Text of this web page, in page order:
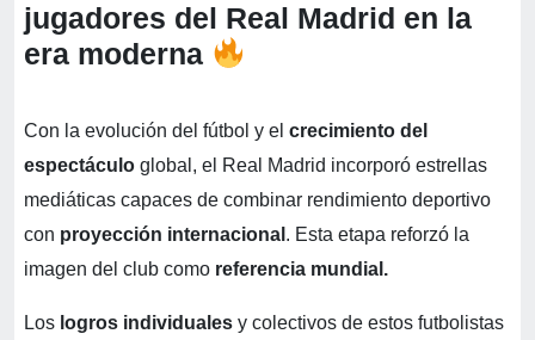
jugadores del Real Madrid en la
era moderna
Con la evolución del fútbol y el crecimiento del
espectáculo global, el Real Madrid incorporó estrellas
mediáticas capaces de combinar rendimiento deportivo
con proyección internacional . Esta etapa reforzó la
imagen del club como referencia mundial.
Los logros individuales y colectivos de estos futbolistas